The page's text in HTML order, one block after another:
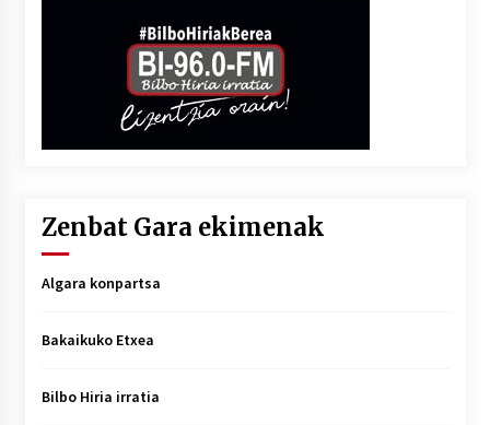
Zenbat Gara ekimenak
Algara konpartsa
Bakaikuko Etxea
Bilbo Hiria irratia